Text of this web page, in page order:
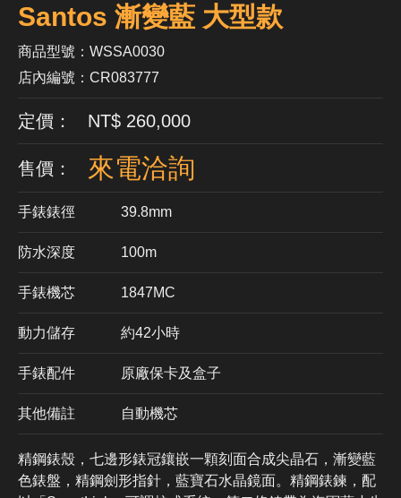
Santos 漸變藍 大型款
商品型號：WSSA0030
店內編號：CR083777
定價： NT$ 260,000
售價： 來電洽詢
手錶錶徑 39.8mm
防水深度 100m
手錶機芯 ​1847MC
動力儲存 約42小時
手錶配件 原廠保卡及盒子
其他備註 自動機芯
精鋼錶殼，七邊形錶冠鑲嵌一顆刻面合成尖晶石，漸變藍
色錶盤，精鋼劍形指針，藍寶石水晶鏡面。精鋼錶鍊，配